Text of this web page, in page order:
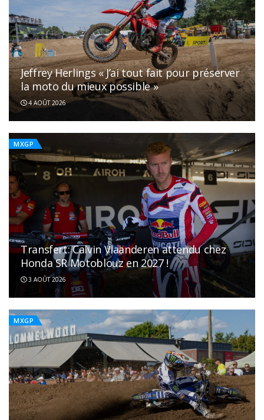
Jeffrey Herlings « J’ai tout fait pour préserver
la moto du mieux possible »
4 AOÛT 2026
MXGP
Transfert: Calvin Vlaanderen attendu chez
Honda SR Motoblouz en 2027 !
3 AOÛT 2026
MXGP